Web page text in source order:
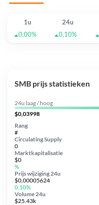
1u 24u
0,00%
0,10%
SMB prijs statistieken
24u laag / hoog
$0,03998
Circulating Supply
0
Prijs wijziging 24u
$0,00005624
0,10%
Marktkapitalisatie
$0
%
Volume 24u
$25.43k
Rang
#